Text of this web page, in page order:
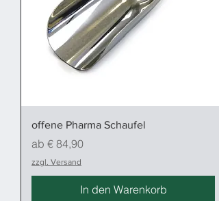
offene Pharma Schaufel
ab € 84,90
Sale-Preis
zzgl. Versand
In den Warenkorb